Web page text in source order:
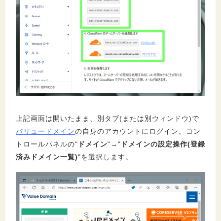
上記画面は開いたまま、別タブ(または別ウィンドウ)で
バリュードメインの自身のアカウントにログイン。コン
トロールパネルの" ドメイン"→" ドメインの設定操作(登録
済みドメイン一覧)"を選択します。